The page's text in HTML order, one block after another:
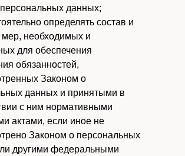
данных;
определять состав и
мер, необходимых и
для обеспечения
обязанностей,
Законом о
данных и принятыми в
с ним нормативными
актами, если иное не
Законом о персональных
другими федеральными